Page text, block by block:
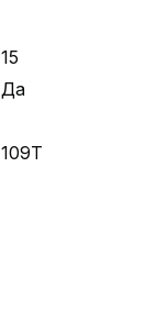
15
Да
109T